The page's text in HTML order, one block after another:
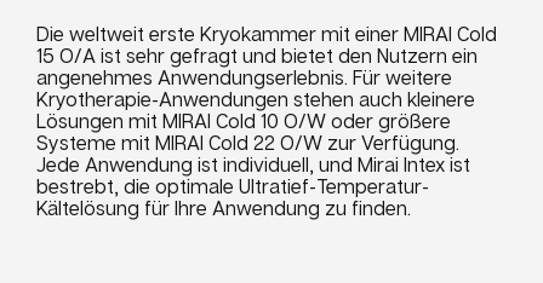
Die weltweit erste Kryokammer mit einer MIRAI Cold
15 O/A ist sehr gefragt und bietet den Nutzern ein
angenehmes Anwendungserlebnis. Für weitere
Kryotherapie-Anwendungen stehen auch kleinere
Lösungen mit MIRAI Cold 10 O/W oder größere
Systeme mit MIRAI Cold 22 O/W zur Verfügung.
Jede Anwendung ist individuell, und Mirai Intex ist
bestrebt, die optimale Ultratief-Temperatur-
Kältelösung für Ihre Anwendung zu finden.